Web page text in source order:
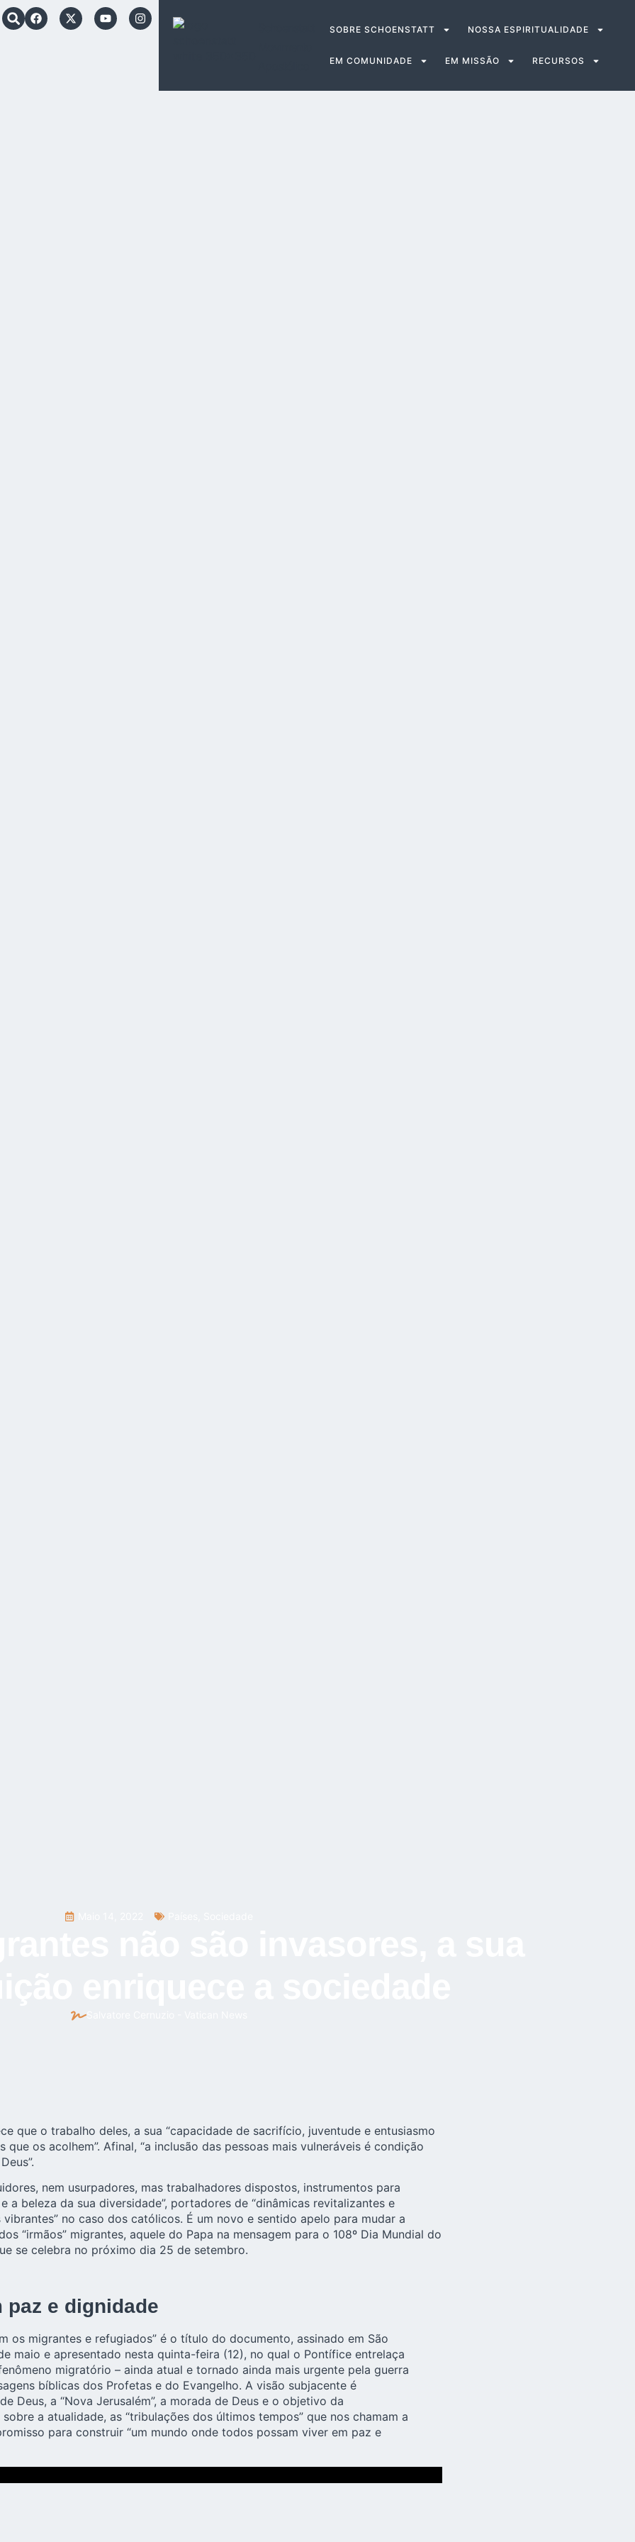
SOBRE SCHOENSTATT NOSSA ESPIRITUALIDADE
EM COMUNIDADE EM MISSÃO RECURSOS
Salvatore Cernuzio - Vatican News
que o trabalho deles, a sua “capacidade de sacrifício, juventude e entusiasmo
que os acolhem”. Afinal, “a inclusão das pessoas mais vulneráveis é condição
nem usurpadores, mas trabalhadores dispostos, instrumentos para
a beleza da sua diversidade”, portadores de “dinâmicas revitalizantes e
no caso dos católicos. É um novo e sentido apelo para mudar a
“irmãos” migrantes, aquele do Papa na mensagem para o 108º Dia Mundial do
se celebra no próximo dia 25 de setembro.
paz e dignidade
os migrantes e refugiados” é o título do documento, assinado em São
maio e apresentado nesta quinta-feira (12), no qual o Pontífice entrelaça
migratório – ainda atual e tornado ainda mais urgente pela guerra
bíblicas dos Profetas e do Evangelho. A visão subjacente é
Deus, a “Nova Jerusalém”, a morada de Deus e o objetivo da
a atualidade, as “tribulações dos últimos tempos” que nos chamam a
para construir “um mundo onde todos possam viver em paz e